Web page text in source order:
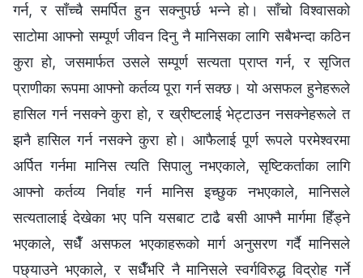
गर्न, र साँच्चै समर्पित हुन सक्नुपर्छ भन्‍ने हो। साँचो विश्‍वासको
साटोमा आफ्‍नो सम्पूर्ण जीवन दिनु नै मानिसका लागि सबैभन्दा कठिन
कुरा हो, जसमार्फत उसले सम्पूर्ण सत्यता प्राप्त गर्न, र सृजित
प्राणीका रूपमा आफ्नो कर्तव्य पूरा गर्न सक्छ। यो असफल हुनेहरूले
हासिल गर्न नसक्‍ने कुरा हो, र ख्रीष्टलाई भेट्टाउन नसक्‍नेहरूले त
झनै हासिल गर्न नसक्ने कुरा हो। आफैलाई पूर्ण रूपले परमेश्‍वरमा
अर्पित गर्नमा मानिस त्यति सिपालु नभएकाले, सृष्टिकर्ताका लागि
आफ्‍नो कर्तव्य निर्वाह गर्न मानिस इच्‍छुक नभएकाले, मानिसले
सत्यतालाई देखेका भए पनि यसबाट टाढै बसी आफ्‍नै मार्गमा हिँड्ने
भएकाले, सधैँ असफल भएकाहरूको मार्ग अनुसरण गर्दै मानिसले
पछ्याउने भएकाले, र सधैँभरि नै मानिसले स्वर्गविरुद्ध विद्रोह गर्ने